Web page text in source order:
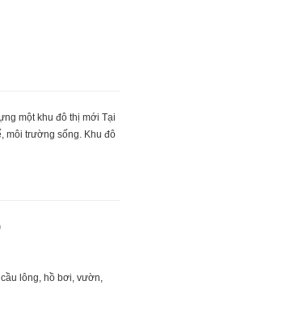
một khu đô thị mới Tại
môi trường sống. Khu đô
lông, hồ bơi, vườn,